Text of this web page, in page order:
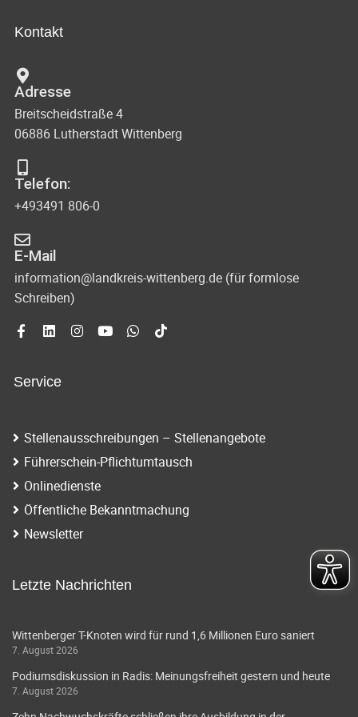
Kontakt
Adresse
Breitscheidstraße 4
06886 Lutherstadt Wittenberg
Telefon:
+493491 806-0
E-Mail
information@landkreis-wittenberg.de (für formlose
Schreiben)
Service
Stellenausschreibungen – Stellenangebote
Führerschein-Pflichtumtausch
Onlinedienste
Öffentliche Bekanntmachung
Newsletter
Letzte Nachrichten
Wittenberger T-Knoten wird für rund 1,6 Millionen Euro saniert
7. August 2026
Podiumsdiskussion in Radis: Meinungsfreiheit gestern und heute
7. August 2026